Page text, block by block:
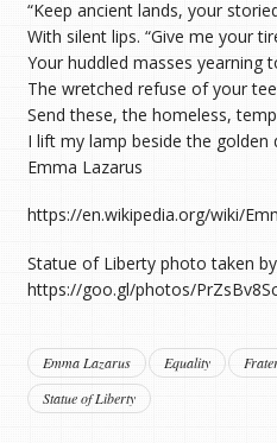
“Keep ancient lands, your
With silent lips. “Give me your
Your huddled masses yearning
The wretched refuse of your
Send these, the homeless,
I lift my lamp beside the golden
Emma Lazarus
https://en.wikipedia.org/wiki/
Statue of Liberty photo taken
https://goo.gl/photos/
Emma Lazarus Equality
Statue of Liberty